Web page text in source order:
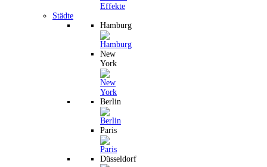
Städte
Hamburg
New
York
Berlin
Paris
Düsseldorf